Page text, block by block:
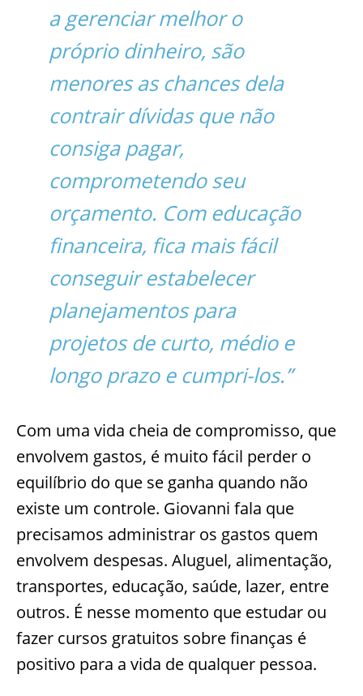
a gerenciar melhor o
próprio dinheiro, são
menores as chances dela
contrair dívidas que não
consiga pagar,
comprometendo seu
orçamento. Com educação
financeira, fica mais fácil
conseguir estabelecer
planejamentos para
projetos de curto, médio e
longo prazo e cumpri-los.”
Com uma vida cheia de compromisso, que
envolvem gastos, é muito fácil perder o
equilíbrio do que se ganha quando não
existe um controle. Giovanni fala que
precisamos administrar os gastos quem
envolvem despesas. Aluguel, alimentação,
transportes, educação, saúde, lazer, entre
outros. É nesse momento que estudar ou
fazer cursos gratuitos sobre finanças é
positivo para a vida de qualquer pessoa.